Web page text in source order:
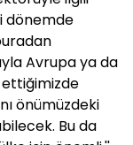
dönemde
Avrupa ya da
önümüzdeki
Bu da